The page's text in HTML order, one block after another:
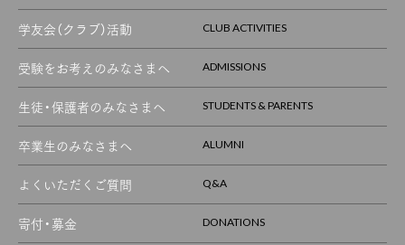
CLUB ACTIVITIES
学友会（クラブ）活動
ADMISSIONS
受験をお考えのみなさまへ
STUDENTS & PARENTS
生徒・保護者のみなさまへ
ALUMNI
卒業生のみなさまへ
Q&A
よくいただくご質問
DONATIONS
寄付・募金